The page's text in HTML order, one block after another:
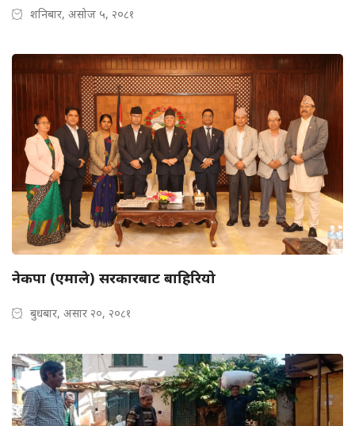
शनिबार, असोज ५, २०८१
नेकपा (एमाले) सरकारबाट बाहिरियो
बुधबार, असार २०, २०८१